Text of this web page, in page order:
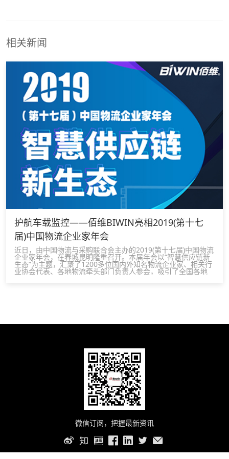
相关新闻
护航车载监控——佰维BIWIN亮相2019(第十七
届)中国物流企业家年会
近日，由中国物流与采购联合会主办的2019(第十七届)中国物流
企业家年会，在春城昆明隆重召开。本届年会以“智慧供应链新
生态”为主题，汇聚了1200多位国内外知名物流企业家、相关行
业协会代表、各地物流牵头部门负责人参会，吸引了全国各地
微信订阅，把握最新资讯